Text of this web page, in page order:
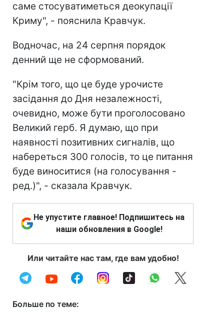
саме стосуватиметься деокупації
Криму", - пояснила Кравчук.
Водночас, на 24 серпня порядок
денний ще не сформований.
"Крім того, що це буде урочисте
засідання до Дня незалежності,
очевидно, може бути проголосовано
Великий герб. Я думаю, що при
наявності позитивних сигналів, що
набереться 300 голосів, то це питання
буде виноситися (на голосування -
ред.)", - сказала Кравчук.
Не упустите главное! Подпишитесь на
наши обновления в Google!
Или читайте нас там, где вам удобно!
Больше по теме: